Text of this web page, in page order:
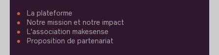
La plateforme
Notre mission et notre impact
L'association makesense
Proposition de partenariat